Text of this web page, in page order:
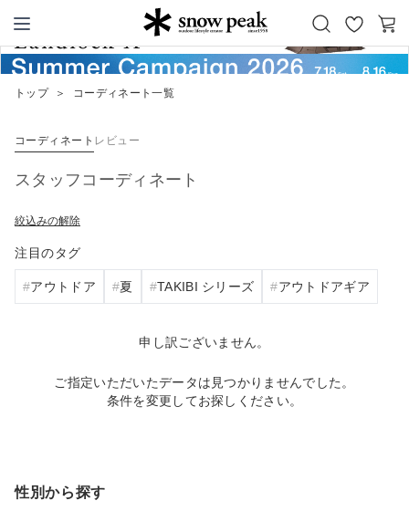
Snow Peak
お
カ
ー
トップ ＞ コーディネート一覧
コーディネート レビュー
スタッフコーディネート
絞込みの解除
注目のタグ
アウトドア 夏 TAKIBI シリーズ アウトドアギア
申し訳ございません。
ご指定いただいたデータは見つかりませんでした。
条件を変更してお探しください。
性別から探す